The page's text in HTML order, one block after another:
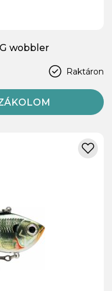
wobbler
Raktáron